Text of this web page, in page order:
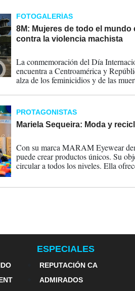
FOTOGALERÍAS
8M: Mujeres de todo el
contra la violencia machista
La conmemoración del Día
encuentra a Centroamérica y
alza de los feminicidios y de las
ante la necesidad de una mayor
para afrontar la violencia machista.
PROTAGONISTAS
Mariela Sequeira: Moda y
Con su marca MARAM Eyewear
puede crear productos únicos. Su
circular a todos los niveles. Ella
ESPECIALES
REPUTACIÓN CA
ADMIRADOS